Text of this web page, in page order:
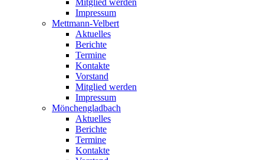
Mitglied werden
Impressum
Mettmann-Velbert
Aktuelles
Berichte
Termine
Kontakte
Vorstand
Mitglied werden
Impressum
Mönchengladbach
Aktuelles
Berichte
Termine
Kontakte